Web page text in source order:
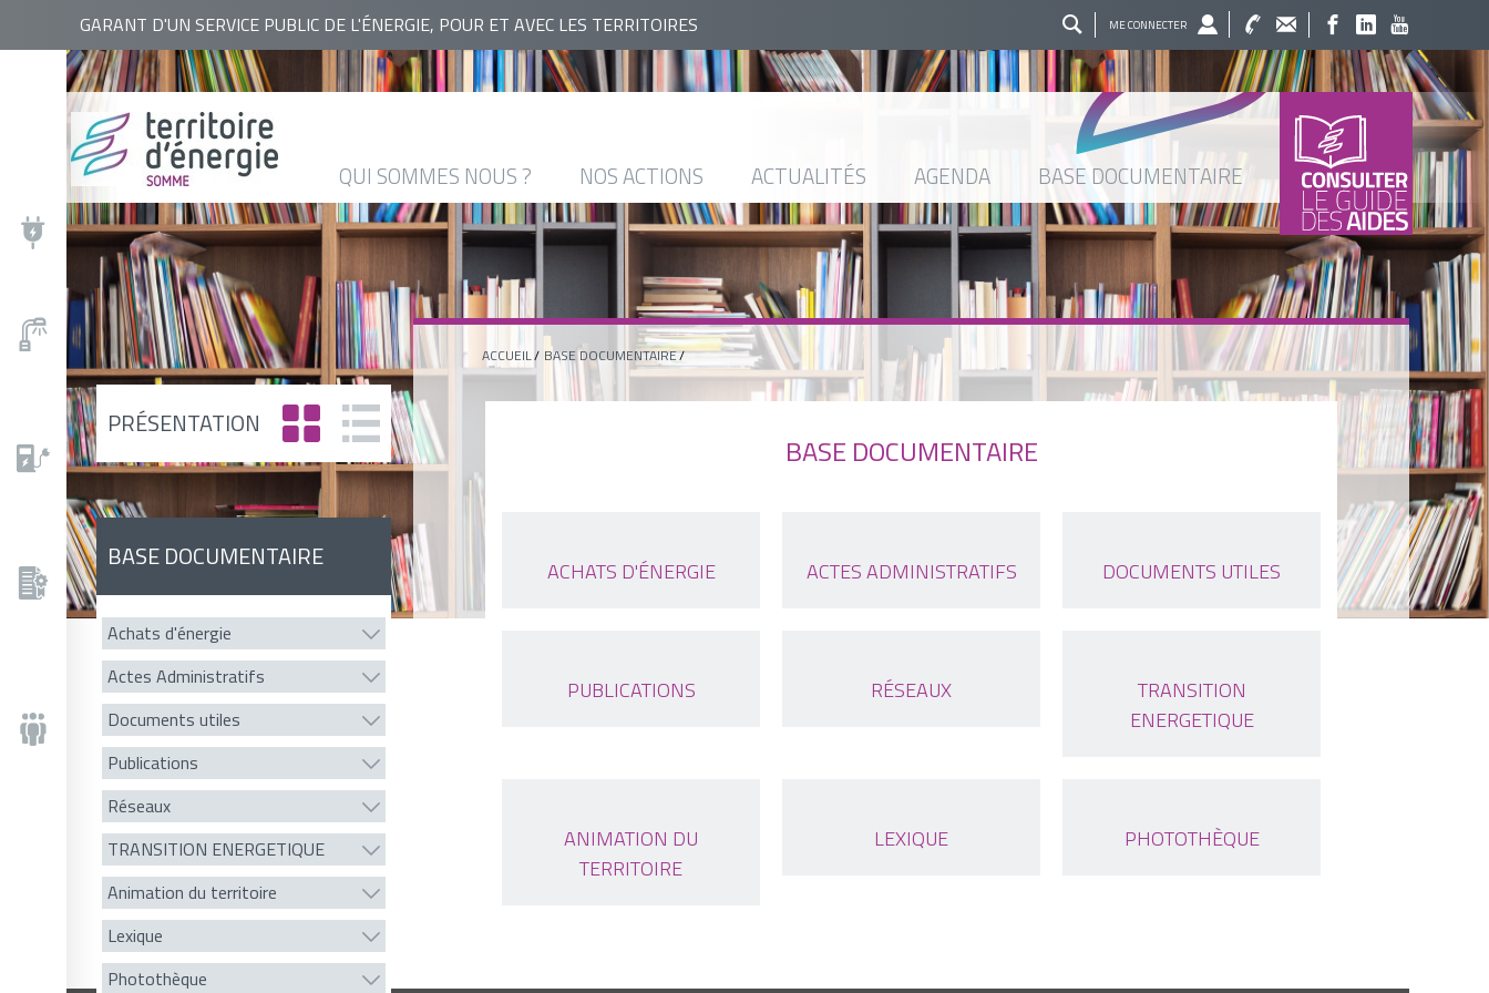
GARANT D'UN SERVICE PUBLIC DE L'ÉNERGIE, POUR ET AVEC LES TERRITOIRES ME CONNECTER
RECHERCHER
QUI SOMMES NOUS ? NOS ACTIONS ACTUALITÉS AGENDA BASE DOCUMENTAIRE
PRÉSENTATION
BASE DOCUMENTAIRE
Achats d'énergie
Actes Administratifs
Documents utiles
Publications
Réseaux
TRANSITION ENERGETIQUE
Animation du territoire
Lexique
Photothèque
ACCUEIL BASE DOCUMENTAIRE
BASE DOCUMENTAIRE
ACHATS D'ÉNERGIE ACTES ADMINISTRATIFS DOCUMENTS UTILES
PUBLICATIONS RÉSEAUX
TRANSITION
ENERGETIQUE
ANIMATION DU
TERRITOIRE
LEXIQUE PHOTOTHÈQUE
QUI
SOMMES
NOUS
NOS
ACTIONS
ACTUALITÉS
AGENDA
BASE
DOCUMENTAIRE